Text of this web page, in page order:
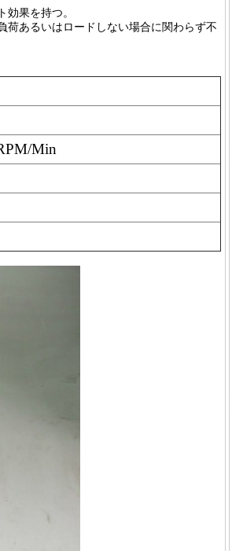
果を持つ。
荷あるいはロードしない場合に関わらず不
Min